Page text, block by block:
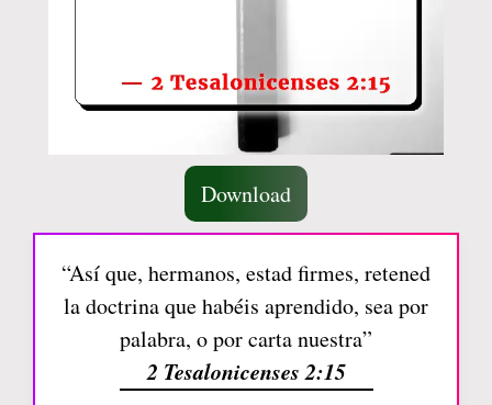
Download
“Así que, hermanos, estad firmes, retened
la doctrina que habéis aprendido, sea por
palabra, o por carta nuestra”
2 Tesalonicenses 2:15